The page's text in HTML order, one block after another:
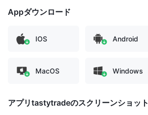
Appダウンロード
IOS Android
MacOS Windows
アプリtastytradeのスクリーンショット